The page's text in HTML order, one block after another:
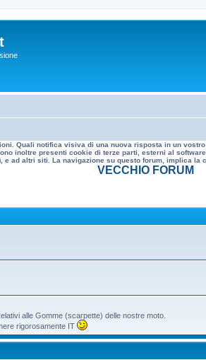
Quali notifica visiva di una nuova risposta in un
inoltre presenti cookie di terze parti, esterni al
e ad altri siti. La navigazione su questo forum, implica
VECCHIO FORUM
alle Gomme (scarpette) delle nostre moto.
rigorosamente IT